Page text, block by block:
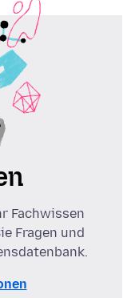
Fachwissen
Fragen und